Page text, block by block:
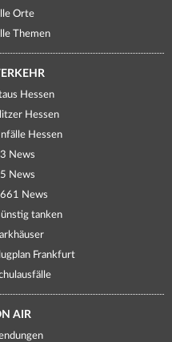
Orte
Themen
Hessen
Hessen
Hessen
News
News
News
tanken
Frankfurt
AIR